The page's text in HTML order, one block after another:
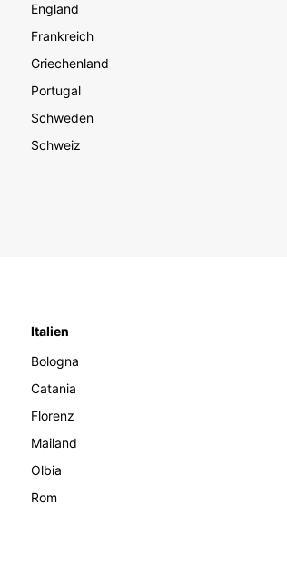
England
Frankreich
Griechenland
Portugal
Schweden
Schweiz
Italien
Bologna
Catania
Florenz
Mailand
Olbia
Rom